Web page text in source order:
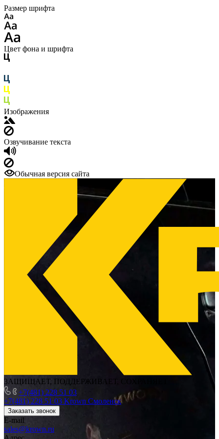
Размер шрифта
Цвет фона и шрифта
Изображения
Озвучивание текста
Обычная версия сайта
ЗАЩИЩАЕТ, ПОДДЕРЖИВАЕТ, СОХРАНЯЕТ
+7(481) 228 51 03
+7(481) 228 51 03 Krown Смоленск
Заказать звонок
E-mail
sales@krown.ru